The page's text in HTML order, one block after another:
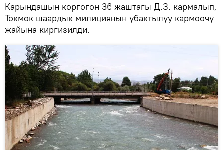
Карындашын коргогон 36 жаштагы Д.З. кармалып,
Токмок шаардык милициянын убактылуу кармоочу
жайына киргизилди.